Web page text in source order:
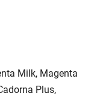
Milk, Magenta
Plus,